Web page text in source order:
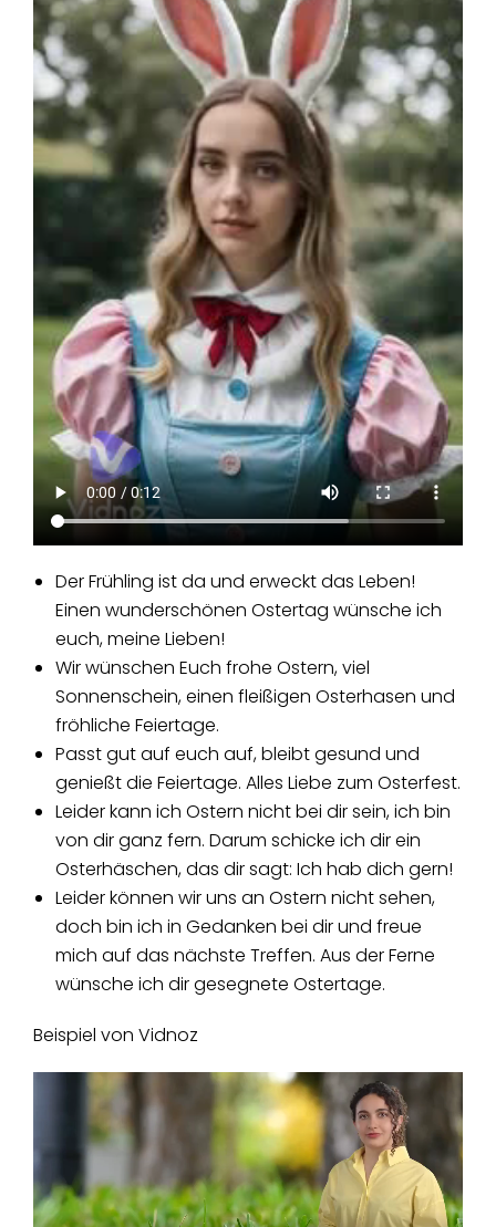
Der Frühling ist da und erweckt das Leben!
Einen wunderschönen Ostertag wünsche ich
euch, meine Lieben!
Wir wünschen Euch frohe Ostern, viel
Sonnenschein, einen fleißigen Osterhasen und
fröhliche Feiertage.
Passt gut auf euch auf, bleibt gesund und
genießt die Feiertage. Alles Liebe zum Osterfest.
Leider kann ich Ostern nicht bei dir sein, ich bin
von dir ganz fern. Darum schicke ich dir ein
Osterhäschen, das dir sagt: Ich hab dich gern!
Leider können wir uns an Ostern nicht sehen,
doch bin ich in Gedanken bei dir und freue
mich auf das nächste Treffen. Aus der Ferne
wünsche ich dir gesegnete Ostertage.
Beispiel von Vidnoz